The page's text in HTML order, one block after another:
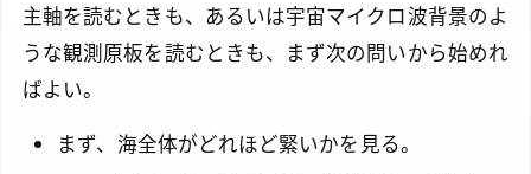
主軸を読むときも、あるいは宇宙マイクロ波背景のよ
うな観測原板を読むときも、まず次の問いから始めれ
ばよい。
まず、海全体がどれほど緊いかを見る。